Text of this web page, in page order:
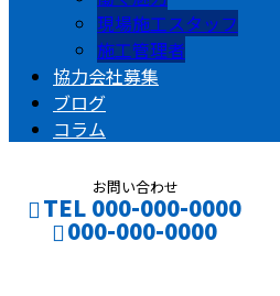
現場施工スタッフ
施工管理者
協力会社募集
ブログ
コラム
お問い合わせ
TEL 000-000-0000
000-000-0000